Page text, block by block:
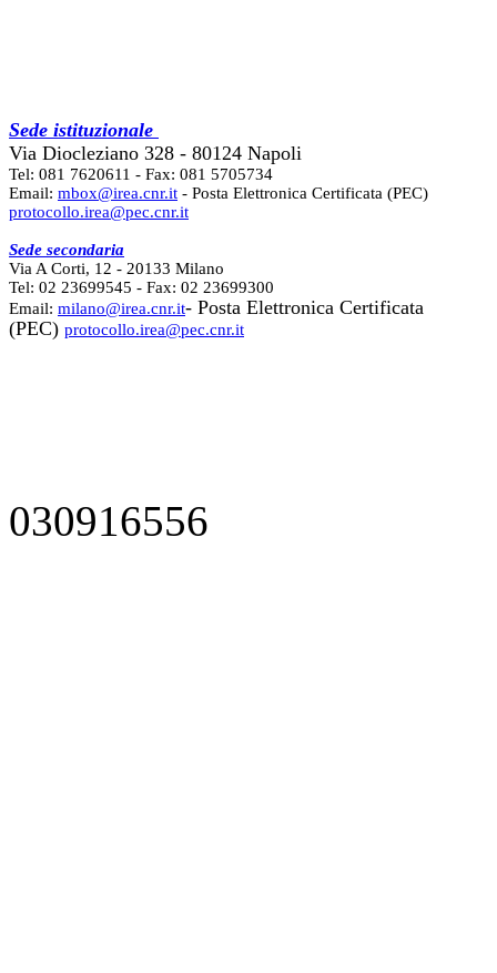
Sede istituzionale
Via Diocleziano 328 - 80124 Napoli
Tel: 081 7620611 - Fax: 081 5705734
Email: mbox@irea.cnr.it - Posta Elettronica Certificata (PEC)
protocollo.irea@pec.cnr.it
Sede secondaria
Via A Corti, 12 - 20133 Milano
Tel: 02 23699545 - Fax: 02 23699300
Email: milano@irea.cnr.it- Posta Elettronica Certificata
(PEC) protocollo.irea@pec.cnr.it
030916556